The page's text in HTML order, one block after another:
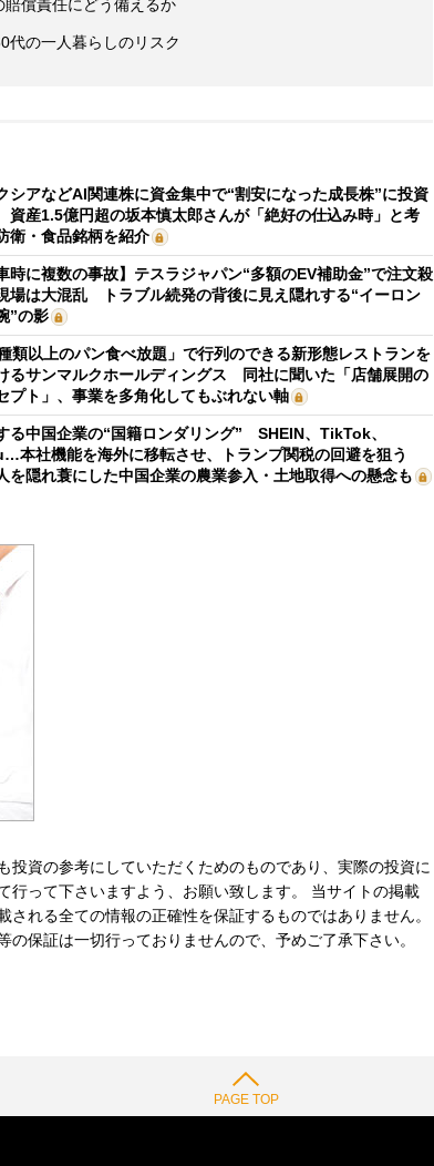
償責任にどう備えるか
の一人暮らしのリスク
シアなどAI関連株に資金集中で“割安になった成長株”に投資
産1.5億円超の坂本慎太郎さんが「絶好の仕込み時」と考
衛・食品銘柄を紹介
時に複数の事故】テスラジャパン“多額のEV補助金”で注文殺
場は大混乱 トラブル続発の背後に見え隠れする“イーロン
”の影
種類以上のパン食べ放題」で行列のできる新形態レストランを
るサンマルクホールディングス 同社に聞いた「店舗展開の
プト」、事業を多角化してもぶれない軸
る中国企業の“国籍ロンダリング” SHEIN、TikTok、
本社機能を海外に移転させ、トランプ関税の回避を狙う
を隠れ蓑にした中国企業の農業参入・土地取得への懸念も
投資の参考にしていただくためのものであり、実際の投資に
行って下さいますよう、お願い致します。 当サイトの掲載
れる全ての情報の正確性を保証するものではありません。
保証は一切行っておりませんので、予めご了承下さい。
PAGE TOP